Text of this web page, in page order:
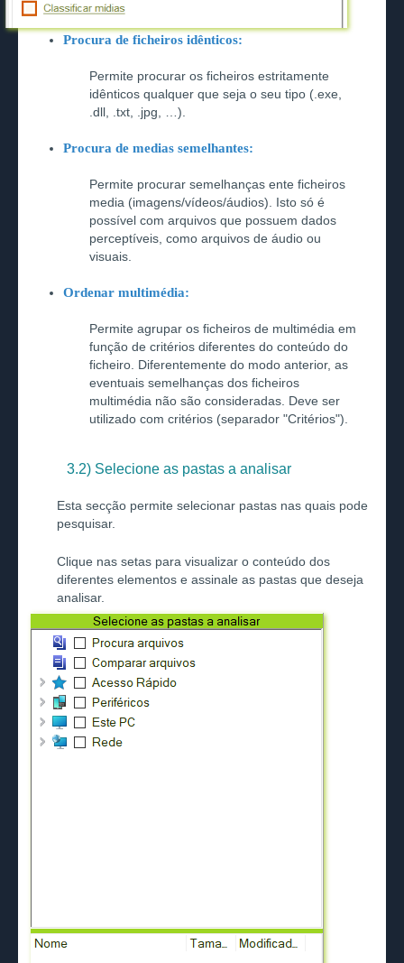
Procura de ficheiros idênticos:
Permite procurar os ficheiros estritamente
idênticos qualquer que seja o seu tipo (.exe,
.dll, .txt, .jpg, …).
Procura de medias semelhantes:
Permite procurar semelhanças ente ficheiros
media (imagens/vídeos/áudios). Isto só é
possível com arquivos que possuem dados
perceptíveis, como arquivos de áudio ou
visuais.
Ordenar multimédia:
Permite agrupar os ficheiros de multimédia em
função de critérios diferentes do conteúdo do
ficheiro. Diferentemente do modo anterior, as
eventuais semelhanças dos ficheiros
multimédia não são consideradas. Deve ser
utilizado com critérios (separador "Critérios").
3.2) Selecione as pastas a analisar
Esta secção permite selecionar pastas nas quais pode
pesquisar.
Clique nas setas para visualizar o conteúdo dos
diferentes elementos e assinale as pastas que deseja
analisar.